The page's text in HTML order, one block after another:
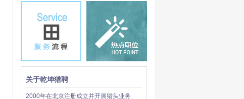
关于乾坤猎聘
2000年在北京注册成立并开展猎头业务